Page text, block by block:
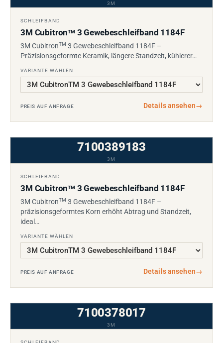
3M
SCHLEIFBAND
3M CubitronTM3 Gewebeschleifband 1184F
3M CubitronTM 3 Gewebeschleifband 1184F –
Präzisionsgeformte Keramik, längere Standzeit, kühlerer…
VARIANTE WÄHLEN
PREIS AUF ANFRAGE Details ansehen→
7100389183
3M
SCHLEIFBAND
3M CubitronTM3 Gewebeschleifband 1184F
3M CubitronTM 3 Gewebeschleifband 1184F –
präzisionsgeformtes Korn erhöht Abtrag und Standzeit,
ideal…
VARIANTE WÄHLEN
PREIS AUF ANFRAGE Details ansehen→
7100378017
3M